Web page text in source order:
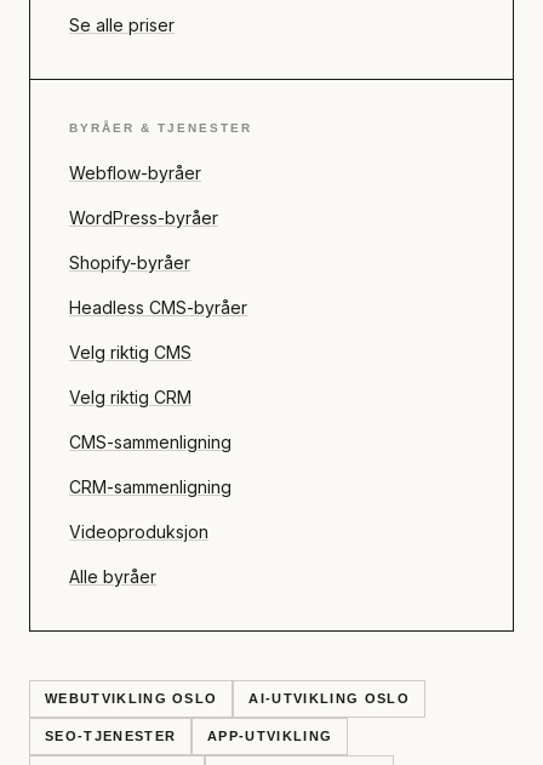
Se alle priser
BYRÅER & TJENESTER
Webflow-byråer
WordPress-byråer
Shopify-byråer
Headless CMS-byråer
Velg riktig CMS
Velg riktig CRM
CMS-sammenligning
CRM-sammenligning
Videoproduksjon
Alle byråer
WEBUTVIKLING OSLO AI-UTVIKLING OSLO
SEO-TJENESTER APP-UTVIKLING